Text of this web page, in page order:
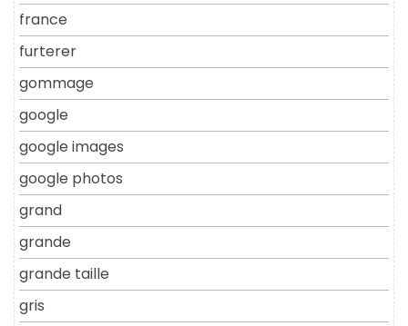
france
furterer
gommage
google
google images
google photos
grand
grande
grande taille
gris